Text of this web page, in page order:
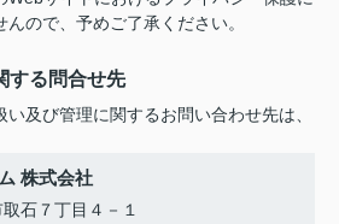
ので、予めご了承ください。
する問合せ先
及び管理に関するお問い合わせ先は、
株式会社
石７丁目４－１